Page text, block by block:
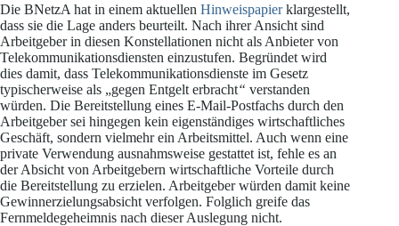
Die BNetzA hat in einem aktuellen Hinweispapierklargestellt,
dass sie die Lage anders beurteilt. Nach ihrer Ansicht sind
Arbeitgeber in diesen Konstellationen nicht als Anbieter von
Telekommunikationsdiensten einzustufen. Begründet wird
dies damit, dass Telekommunikationsdienste im Gesetz
typischerweise als „gegen Entgelt erbracht“ verstanden
würden. Die Bereitstellung eines E-Mail-Postfachs durch den
Arbeitgeber sei hingegen kein eigenständiges wirtschaftliches
Geschäft, sondern vielmehr ein Arbeitsmittel. Auch wenn eine
private Verwendung ausnahmsweise gestattet ist, fehle es an
der Absicht von Arbeitgebern wirtschaftliche Vorteile durch
die Bereitstellung zu erzielen. Arbeitgeber würden damit keine
Gewinnerzielungsabsicht verfolgen. Folglich greife das
Fernmeldegeheimnis nach dieser Auslegung nicht.